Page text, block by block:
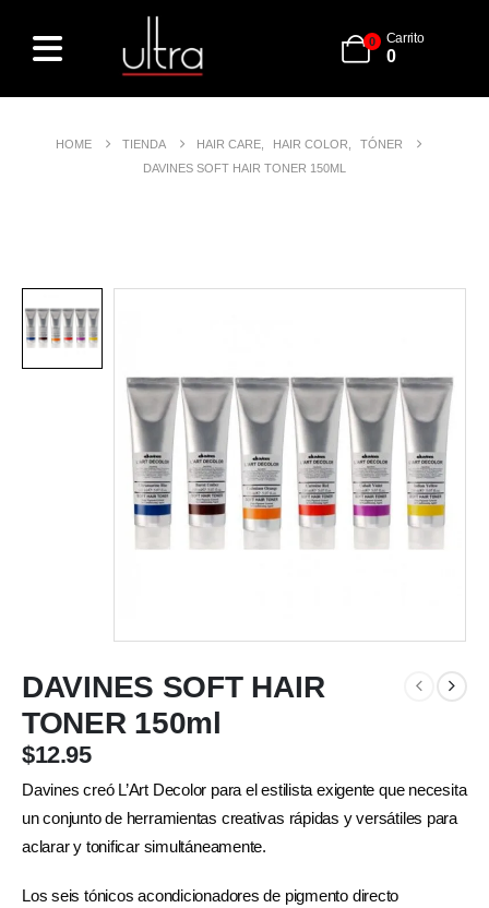
0 Carrito
0
HOME TIENDA HAIR CARE HAIR COLOR
TÓNER
DAVINES SOFT HAIR TONER 150ML
DAVINES SOFT HAIR
TONER 150ml
$12.95
Davines creó L’Art Decolor para el estilista exigente que necesita
un conjunto de herramientas creativas rápidas y versátiles para
aclarar y tonificar simultáneamente.
Los seis tónicos acondicionadores de pigmento directo